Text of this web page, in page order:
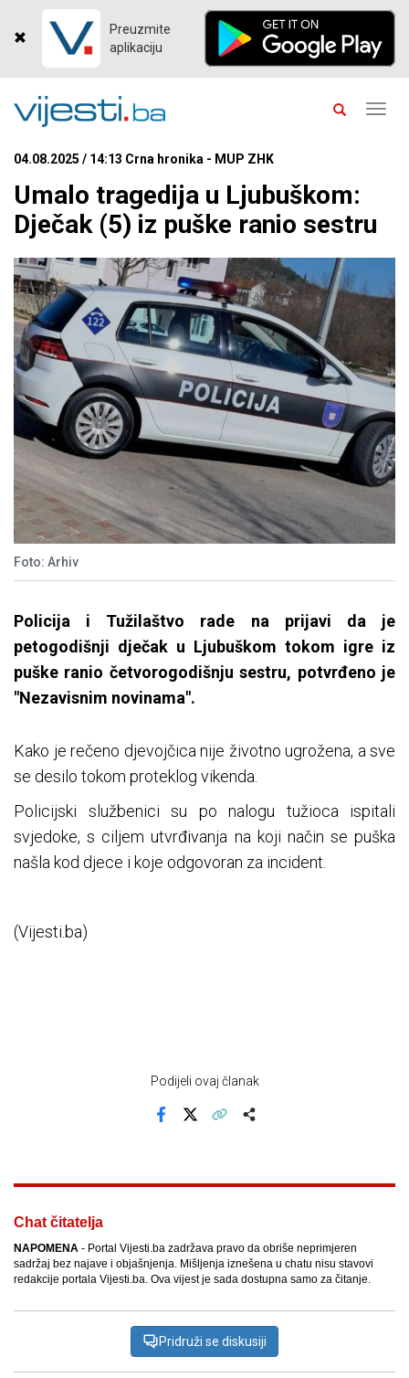
Preuzmite
aplikaciju
04.08.2025 / 14:13 Crna hronika - MUP ZHK
Umalo tragedija u Ljubuškom:
Dječak (5) iz puške ranio sestru
Foto: Arhiv
Policija i Tužilaštvo rade na prijavi da je
petogodišnji dječak u Ljubuškom tokom igre iz
puške ranio četvorogodišnju sestru, potvrđeno je
"Nezavisnim novinama".
Kako je rečeno djevojčica nije životno ugrožena, a sve
se desilo tokom proteklog vikenda.
Policijski službenici su po nalogu tužioca ispitali
svjedoke, s ciljem utvrđivanja na koji način se puška
našla kod djece i koje odgovoran za incident.
(Vijesti.ba)
Podijeli ovaj članak
Chat čitatelja
NAPOMENA - Portal Vijesti.ba zadržava pravo da obriše neprimjeren
sadržaj bez najave i objašnjenja. Mišljenja iznešena u chatu nisu stavovi
redakcije portala Vijesti.ba. Ova vijest je sada dostupna samo za čitanje.
Pridruži se diskusiji